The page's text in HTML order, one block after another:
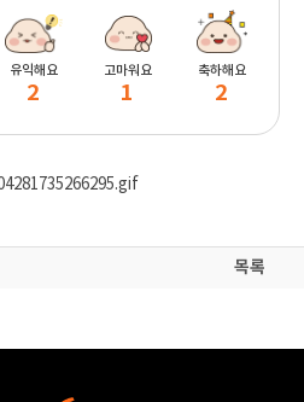
유익해요
2
고마워요
1
축하해요
2
목록